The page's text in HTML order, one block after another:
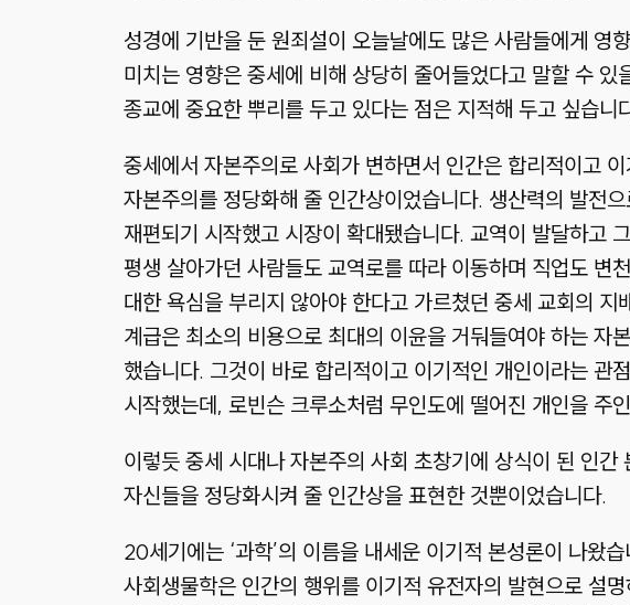
성경에 기반을 둔 원죄설이 오늘날에도 많은 사람들에게 영
미치는 영향은 중세에 비해 상당히 줄어들었다고 말할 수
종교에 중요한 뿌리를 두고 있다는 점은 지적해 두고 싶습니
중세에서 자본주의로 사회가 변하면서 인간은 합리적이고
자본주의를 정당화해 줄 인간상이었습니다. 생산력의 발전
재편되기 시작했고 시장이 확대됐습니다. 교역이 발달하고
평생 살아가던 사람들도 교역로를 따라 이동하며 직업도 변
대한 욕심을 부리지 않아야 한다고 가르쳤던 중세 교회의
계급은 최소의 비용으로 최대의 이윤을 거둬들여야 하는 자
했습니다. 그것이 바로 합리적이고 이기적인 개인이라는 관
시작했는데, 로빈슨 크루소처럼 무인도에 떨어진 개인을 주
이렇듯 중세 시대나 자본주의 사회 초창기에 상식이 된 인
자신들을 정당화시켜 줄 인간상을 표현한 것뿐이었습니다.
20세기에는 ‘과학’의 이름을 내세운 이기적 본성론이 나왔
사회생물학은 인간의 행위를 이기적 유전자의 발현으로 설